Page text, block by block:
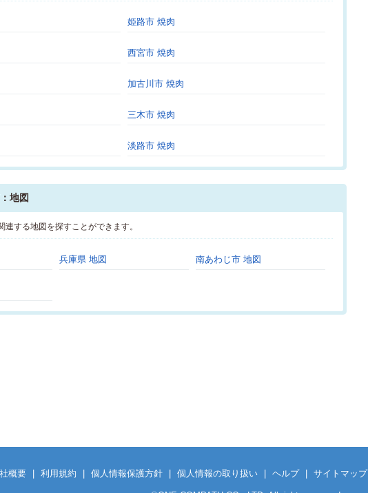
姫路市 焼肉
西宮市 焼肉
加古川市 焼肉
三木市 焼肉
淡路市 焼肉
地図
連する地図を探すことができます。
兵庫県 地図 南あわじ市 地図
概要 利用規約 個人情報保護方針 個人情報の取り扱い ヘルプ サイトマップ